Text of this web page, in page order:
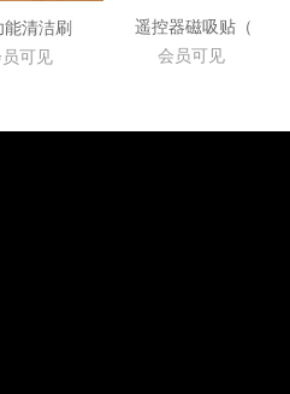
能清洁刷
可见
遥控器磁吸贴（
会员可见